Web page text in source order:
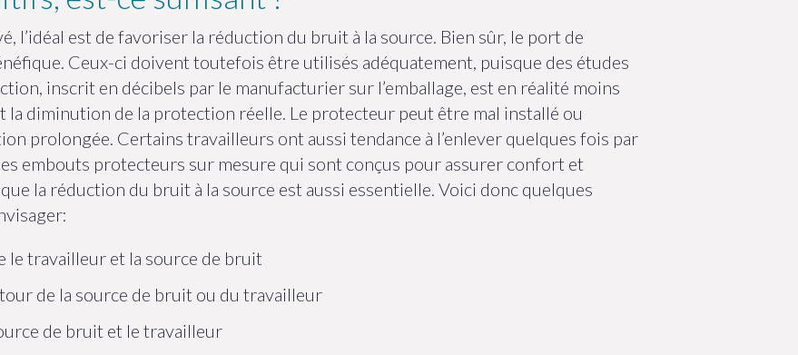
l’idéal est de favoriser la réduction du bruit à la source. Bien sûr, le port de
Ceux-ci doivent toutefois être utilisés adéquatement, puisque des études
inscrit en décibels par le manufacturier sur l’emballage, est en réalité moins
la diminution de la protection réelle. Le protecteur peut être mal installé ou
prolongée. Certains travailleurs ont aussi tendance à l’enlever quelques fois par
embouts protecteurs sur mesure qui sont conçus pour assurer confort et
la réduction du bruit à la source est aussi essentielle. Voici donc quelques
le travailleur et la source de bruit
de la source de bruit ou du travailleur
de bruit et le travailleur